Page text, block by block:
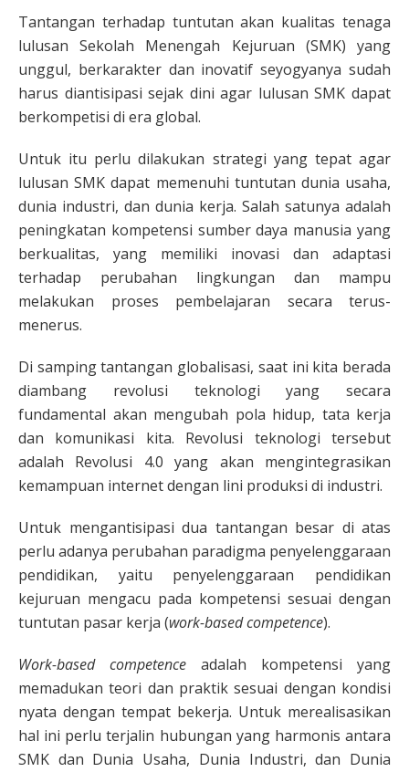
Tantangan terhadap tuntutan akan kualitas tenaga
lulusan Sekolah Menengah Kejuruan (SMK) yang
unggul, berkarakter dan inovatif seyogyanya sudah
harus diantisipasi sejak dini agar lulusan SMK dapat
berkompetisi di era global.
Untuk itu perlu dilakukan strategi yang tepat agar
lulusan SMK dapat memenuhi tuntutan dunia usaha,
dunia industri, dan dunia kerja. Salah satunya adalah
peningkatan kompetensi sumber daya manusia yang
berkualitas, yang memiliki inovasi dan adaptasi
terhadap perubahan lingkungan dan mampu
melakukan proses pembelajaran secara terus-
menerus.
Di samping tantangan globalisasi, saat ini kita berada
diambang revolusi teknologi yang secara
fundamental akan mengubah pola hidup, tata kerja
dan komunikasi kita. Revolusi teknologi tersebut
adalah Revolusi 4.0 yang akan mengintegrasikan
kemampuan internet dengan lini produksi di industri.
Untuk mengantisipasi dua tantangan besar di atas
perlu adanya perubahan paradigma penyelenggaraan
pendidikan, yaitu penyelenggaraan pendidikan
kejuruan mengacu pada kompetensi sesuai dengan
tuntutan pasar kerja (work-based competence).
Work-based competence adalah kompetensi yang
memadukan teori dan praktik sesuai dengan kondisi
nyata dengan tempat bekerja. Untuk merealisasikan
hal ini perlu terjalin hubungan yang harmonis antara
SMK dan Dunia Usaha, Dunia Industri, dan Dunia